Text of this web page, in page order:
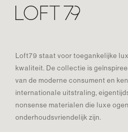
Loft79 staat voor toegankelijke
kwaliteit. De collectie is
van de moderne consument en
internationale uitstraling,
nonsense materialen die luxe
onderhoudsvriendelijk zijn.